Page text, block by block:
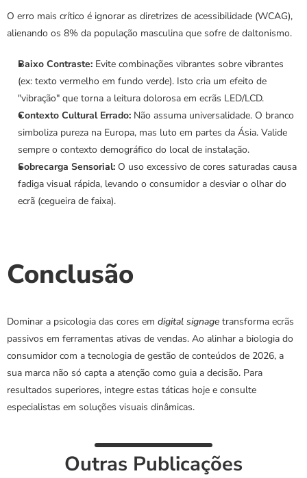
O erro mais crítico é ignorar as diretrizes de acessibilidade (WCAG),
alienando os 8% da população masculina que sofre de daltonismo.
Baixo Contraste: Evite combinações vibrantes sobre vibrantes
(ex: texto vermelho em fundo verde). Isto cria um efeito de
"vibração" que torna a leitura dolorosa em ecrãs LED/LCD.
Contexto Cultural Errado: Não assuma universalidade. O branco
simboliza pureza na Europa, mas luto em partes da Ásia. Valide
sempre o contexto demográfico do local de instalação.
Sobrecarga Sensorial: O uso excessivo de cores saturadas causa
fadiga visual rápida, levando o consumidor a desviar o olhar do
ecrã (cegueira de faixa).
Conclusão
Dominar a psicologia das cores em digital signage transforma ecrãs
passivos em ferramentas ativas de vendas. Ao alinhar a biologia do
consumidor com a tecnologia de gestão de conteúdos de 2026, a
sua marca não só capta a atenção como guia a decisão. Para
resultados superiores, integre estas táticas hoje e consulte
especialistas em soluções visuais dinâmicas.
Outras Publicações